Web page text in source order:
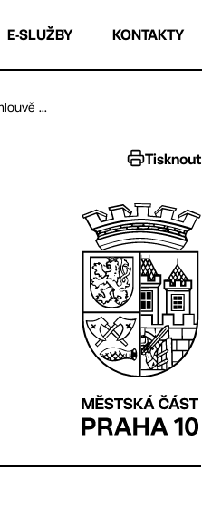
E-SLUŽBY KONTAKTY
...
Tisknout